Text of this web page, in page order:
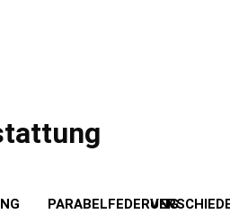
PARABELFEDERUNG